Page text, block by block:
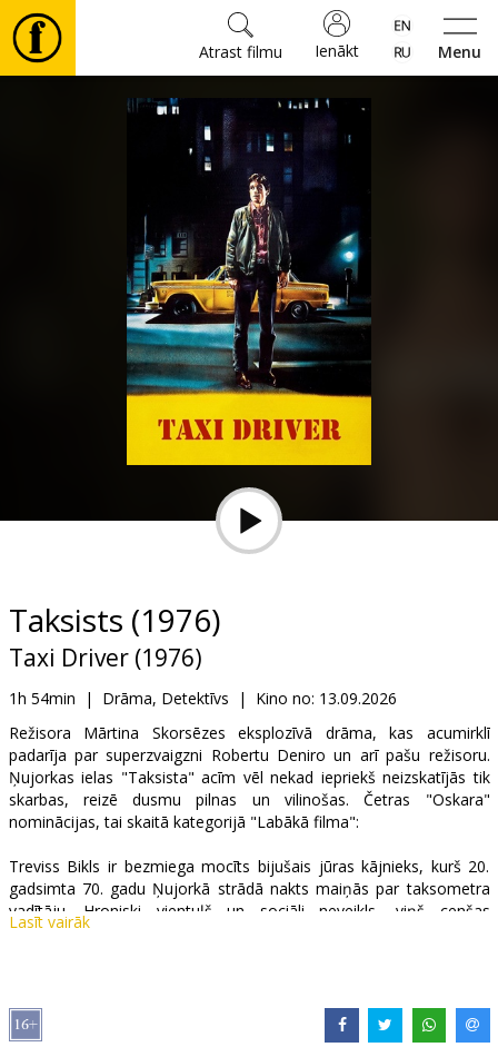
Menu
Ienākt
Atrast filmu
Pasākumi
B2B
Kino
Klubs
Taksists (1976)
Taxi Driver (1976)
1h 54min | Drāma, Detektīvs | Kino no: 13.09.2026
Režisora Mārtina Skorsēzes eksplozīvā drāma, kas acumirklī
padarīja par superzvaigzni Robertu Deniro un arī pašu režisoru.
Ņujorkas ielas "Taksista" acīm vēl nekad iepriekš neizskatījās tik
skarbas, reizē dusmu pilnas un vilinošas. Četras "Oskara"
nominācijas, tai skaitā kategorijā "Labākā filma":
Treviss Bikls ir bezmiega mocīts bijušais jūras kājnieks, kurš 20.
gadsimta 70. gadu Ņujorkā strādā nakts maiņās par taksometra
vadītāju. Hroniski vientuļš un sociāli neveikls, viņš cenšas
savaldzināt pievilcīgu prezidenta vēlēšanu kampaņas darbinieci,
Filma angļu valodā ar subtitriem latviešu un krievu valodā.
Lasīt vairāk